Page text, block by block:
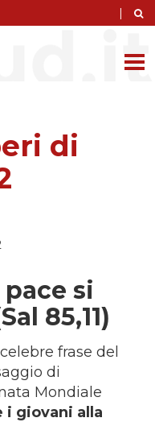
|
di
si
85,11)
frase del
di
Mondiale
i giovani alla